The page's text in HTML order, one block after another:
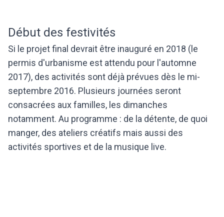
Début des festivités
Si le projet final devrait être inauguré en 2018 (le
permis d'urbanisme est attendu pour l'automne
2017), des activités sont déjà prévues dès le mi-
septembre 2016. Plusieurs journées seront
consacrées aux familles, les dimanches
notamment. Au programme : de la détente, de quoi
manger, des ateliers créatifs mais aussi des
activités sportives et de la musique live.